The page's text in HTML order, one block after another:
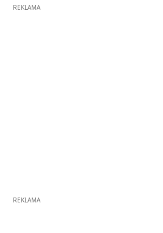
REKLAMA
REKLAMA